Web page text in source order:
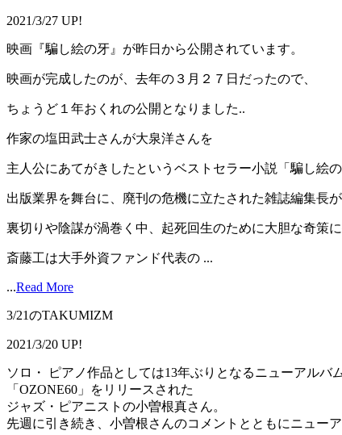
2021/3/27 UP!
映画『騙し絵の牙』が昨日から公開されています。
映画が完成したのが、去年の３月２７日だったので、
ちょうど１年おくれの公開となりました..
作家の塩田武士さんが大泉洋さんを
主人公にあてがきしたというベストセラー小説「騙し絵の
出版業界を舞台に、廃刊の危機に立たされた雑誌編集長が
裏切りや陰謀が渦巻く中、起死回生のために大胆な奇策
斎藤工は大手外資ファンド代表の ...
...Read More
3/21のTAKUMIZM
2021/3/20 UP!
ソロ・ ピアノ作品としては13年ぶりとなるニューアルバ
「OZONE60」をリリースされた
ジャズ・ピアニストの小曽根真さん。
先週に引き続き、小曽根さんのコメントとともにニュー